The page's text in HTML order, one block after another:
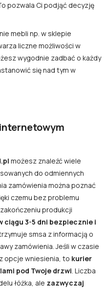
pozwala Ci podjąć decyzję
mebli np. w sklepie
liczne możliwości w
wygodnie zadbać o każdy
się nad tym w
możesz znaleźć wiele
do odmiennych
zamówienia można poznać
czemu bez problemu
produkcji
ciągu 3-5 dni bezpiecznie i
smsa z informacją o
zamówienia. Jeśli w czasie
opcje wniesienia, to kurier
pod Twoje drzwi. Liczba
łóżka, ale zazwyczaj